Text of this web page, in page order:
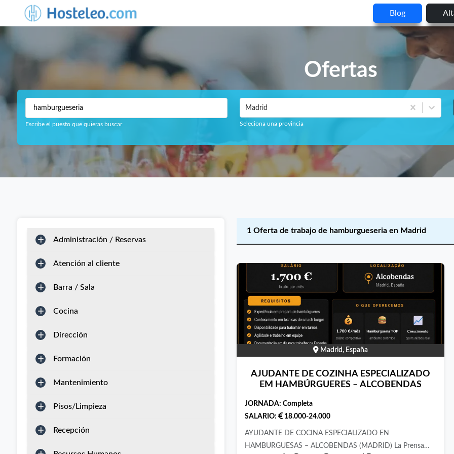
Blog
Ofertas
Escribe el puesto que quieras buscar
Madrid
Seleciona una provincia
Administración / Reservas
Atención al cliente
Barra / Sala
Cocina
Dirección
Formación
Mantenimiento
Pisos/Limpieza
Recepción
1 Oferta de trabajo de hamburgueseria en Madrid
Madrid, España
AJUDANTE DE COZINHA ESPECIALIZADO
EM HAMBÚRGUERES – ALCOBENDAS
JORNADA: Completa
SALARIO:
18.000-24.000
AYUDANTE DE COCINA ESPECIALIZADO EN
HAMBURGUESAS – ALCOBENDAS (MADRID) La Prensa